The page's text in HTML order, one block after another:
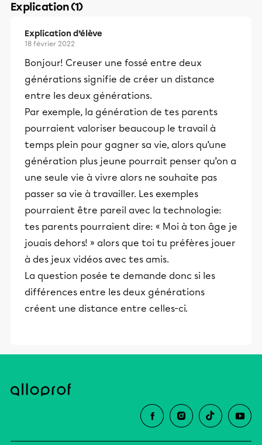
Explication (1)
Explication d’élève
18 février 2022
Bonjour! Creuser une fossé entre deux
générations signifie de créer un distance
entre les deux générations.
Par exemple, la génération de tes parents
pourraient valoriser beaucoup le travail à
temps plein pour gagner sa vie, alors qu’une
génération plus jeune pourrait penser qu’on a
une seule vie à vivre alors ne souhaite pas
passer sa vie à travailler. Les exemples
pourraient être pareil avec la technologie:
tes parents pourraient dire: « Moi à ton âge je
jouais dehors! » alors que toi tu préfères jouer
à des jeux vidéos avec tes amis.
La question posée te demande donc si les
différences entre les deux générations
créent une distance entre celles-ci.